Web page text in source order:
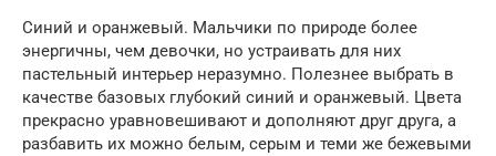
Синий и оранжевый. Мальчики по природе более
энергичны, чем девочки, но устраивать для них
пастельный интерьер неразумно. Полезнее выбрать в
качестве базовых глубокий синий и оранжевый. Цвета
прекрасно уравновешивают и дополняют друг друга, а
разбавить их можно белым, серым и теми же бежевыми